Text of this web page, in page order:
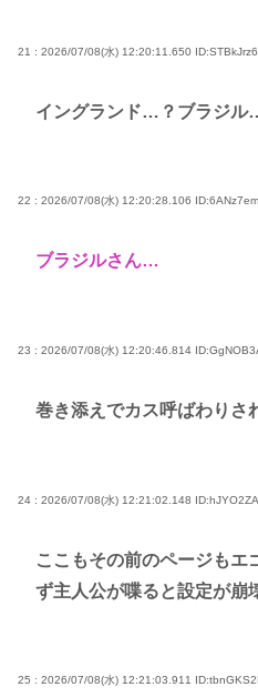
21 : 2026/07/08(水) 12:20:11.650
イングランド…？ブラジル
22 : 2026/07/08(水) 12:20:28.106
ブラジルさん…
23 : 2026/07/08(水) 12:20:46.814
巻き添えでカス呼ばわりさ
24 : 2026/07/08(水) 12:21:02.148
ここもその前のページもエ
ず主人公が喋ると設定が崩
25 : 2026/07/08(水) 12:21:03.911